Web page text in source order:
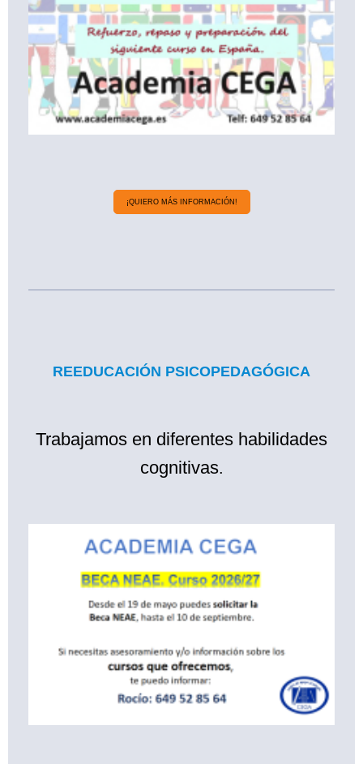
¡QUIERO MÁS INFORMACIÓN!
REEDUCACIÓN PSICOPEDAGÓGICA
Trabajamos en diferentes habilidades
cognitivas.